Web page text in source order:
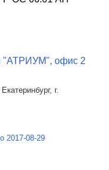
"АТРИУМ", офис 2
г.
2017-08-29